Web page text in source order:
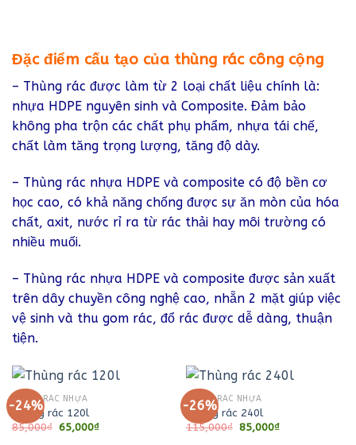
Đặc điểm cấu tạo của thùng rác công cộng
– Thùng rác được làm từ 2 loại chất liệu chính là:
nhựa HDPE nguyên sinh và Composite. Đảm bảo
không pha trộn các chất phụ phẩm, nhựa tái chế,
chất làm tăng trọng lượng, tăng độ dày.
– Thùng rác nhựa HDPE và composite có độ bền cơ
học cao, có khả năng chống được sự ăn mòn của hóa
chất, axit, nước rỉ ra từ rác thải hay môi trường có
nhiều muối.
– Thùng rác nhựa HDPE và composite được sản xuất
trên dây chuyền công nghệ cao, nhẵn 2 mặt giúp việc
vệ sinh và thu gom rác, đổ rác được dễ dàng, thuận
tiện.
-24%
THÙNG RÁC NHỰA
Thùng rác 120l
85,000₫ Giá
gốc
65,000₫Giá
-26%
THÙNG RÁC NHỰA
Thùng rác 240l
115,000₫ Giá
gốc
85,000₫Giá